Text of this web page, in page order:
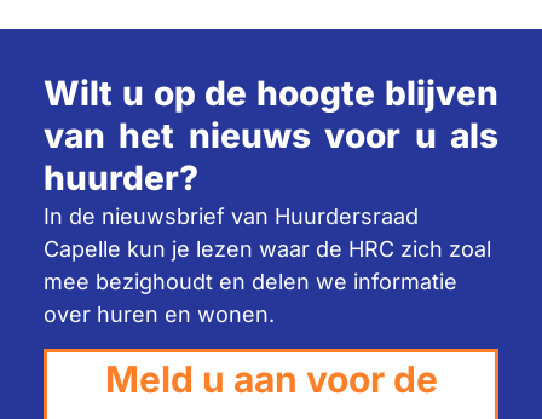
Wilt u op de hoogte blijven
van het nieuws voor u als
huurder?
In de nieuwsbrief van Huurdersraad
Capelle kun je lezen waar de HRC zich zoal
mee bezighoudt en delen we informatie
over huren en wonen.
Meld u aan voor de